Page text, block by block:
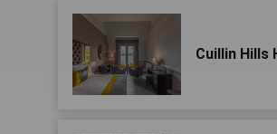
Cuillin Hills